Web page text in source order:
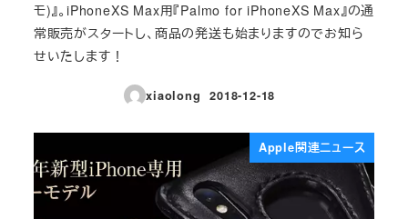
モ)』。iPhoneXS Max用『Palmo for iPhoneXS Max』の通
常販売がスタートし、商品の発送も始まりますのでお知ら
せいたします！
xiaolong
投稿日
2018-12-18
Apple関連ニュース